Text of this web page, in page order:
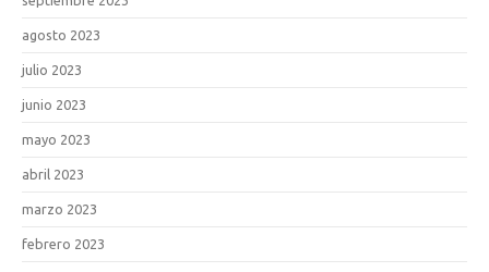
agosto 2023
julio 2023
junio 2023
mayo 2023
abril 2023
marzo 2023
febrero 2023